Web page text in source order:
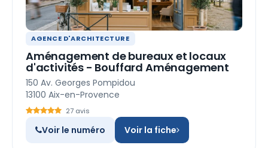
AGENCE D'ARCHITECTURE
Aménagement de bureaux et locaux
d'activités - Bouffard Aménagement
150 Av. Georges Pompidou
13100 Aix-en-Provence
27 avis
Voir le numéro Voir la fiche